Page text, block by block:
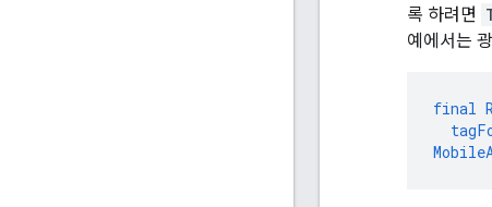
록 하려면
예에서는
final